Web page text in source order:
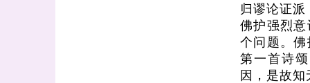
归谬论证派
佛护强烈
个问题。
第一首诗
因，是故知